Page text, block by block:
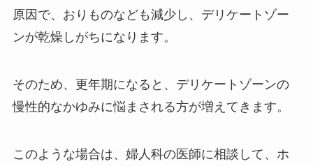
原因で、おりものなども減少し、デリケートゾー
ンが乾燥しがちになります。
そのため、更年期になると、デリケートゾーンの
慢性的なかゆみに悩まされる方が増えてきます。
このような場合は、婦人科の医師に相談して、ホ